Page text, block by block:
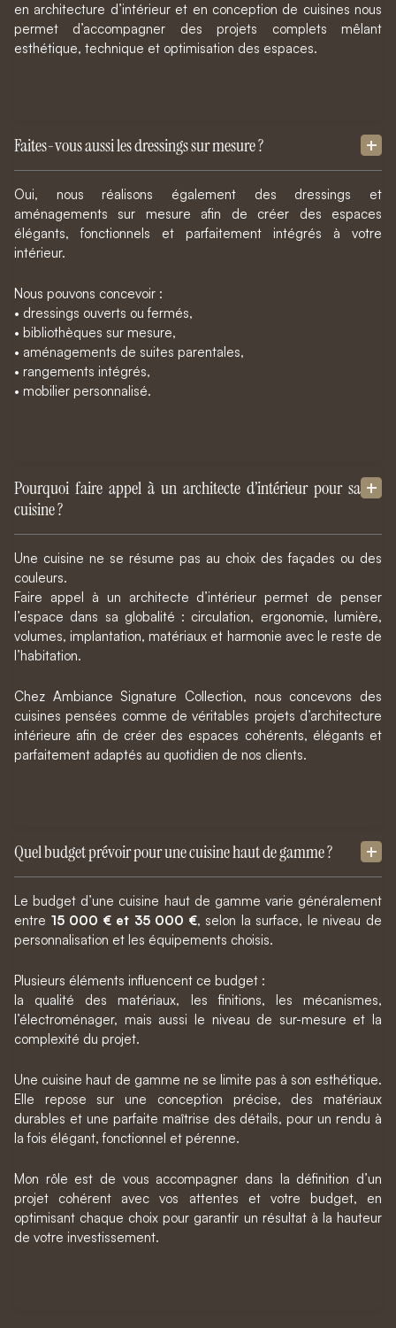
en architecture d’intérieur et en conception de cuisines nous
permet d’accompagner des projets complets mêlant
esthétique, technique et optimisation des espaces.
Faites-vous aussi les dressings sur mesure ?
Oui, nous réalisons également des dressings et
aménagements sur mesure afin de créer des espaces
élégants, fonctionnels et parfaitement intégrés à votre
intérieur.
Nous pouvons concevoir :
• dressings ouverts ou fermés,
• bibliothèques sur mesure,
• aménagements de suites parentales,
• rangements intégrés,
• mobilier personnalisé.
Pourquoi faire appel à un architecte d’intérieur pour sa
cuisine ?
Une cuisine ne se résume pas au choix des façades ou des
couleurs.
Faire appel à un architecte d’intérieur permet de penser
l’espace dans sa globalité : circulation, ergonomie, lumière,
volumes, implantation, matériaux et harmonie avec le reste de
l’habitation.
Chez Ambiance Signature Collection, nous concevons des
cuisines pensées comme de véritables projets d’architecture
intérieure afin de créer des espaces cohérents, élégants et
parfaitement adaptés au quotidien de nos clients.
Quel budget prévoir pour une cuisine haut de gamme ?
Le budget d’une cuisine haut de gamme varie généralement
entre 15 000 € et 35 000 €, selon la surface, le niveau de
personnalisation et les équipements choisis.
Plusieurs éléments influencent ce budget :
la qualité des matériaux, les finitions, les mécanismes,
l’électroménager, mais aussi le niveau de sur-mesure et la
complexité du projet.
Une cuisine haut de gamme ne se limite pas à son esthétique.
Elle repose sur une conception précise, des matériaux
durables et une parfaite maîtrise des détails, pour un rendu à
la fois élégant, fonctionnel et pérenne.
Mon rôle est de vous accompagner dans la définition d’un
projet cohérent avec vos attentes et votre budget, en
optimisant chaque choix pour garantir un résultat à la hauteur
de votre investissement.